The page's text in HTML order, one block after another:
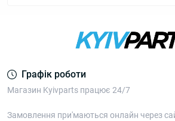
Графік роботи
Магазин Kyivparts працює 24/7
Замовлення при'маються онлайн через